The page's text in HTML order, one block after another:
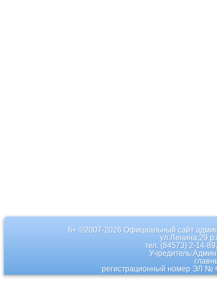
6+ ©2007-2026 Официальный сайт
ул.Ленина,29
тел. (84573) 2-14-
регистрационный номер ЭЛ №